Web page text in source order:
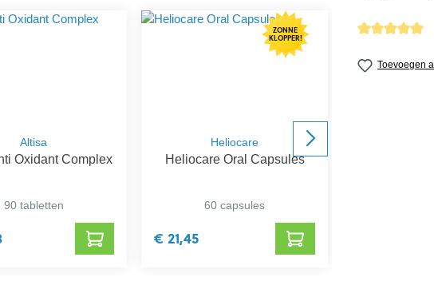
Altisa
Oxidant Complex
90 tabletten
ZONNE
KLOPPER!
Heliocare
Heliocare Oral Capsules
60 capsules
€ 21,45
Toevoegen